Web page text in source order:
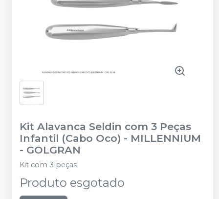
Kit Alavanca Seldin com 3 Peças
Infantil (Cabo Oco) - MILLENNIUM
- GOLGRAN
Kit com 3 peças
Produto esgotado